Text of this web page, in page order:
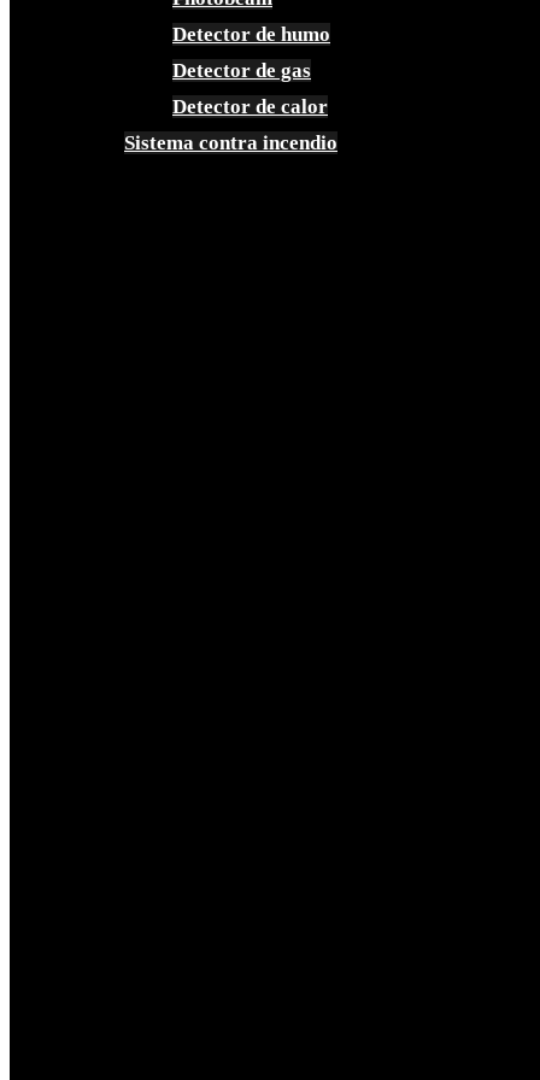
Detector de humo
Detector de gas
Detector de calor
Sistema contra incendio